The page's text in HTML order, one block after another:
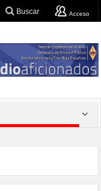
Buscar Acceso